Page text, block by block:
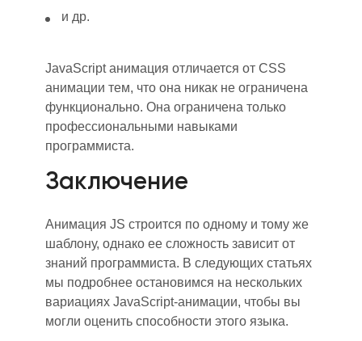
и др.
JavaScript анимация отличается от CSS
анимации тем, что она никак не ограничена
функционально. Она ограничена только
профессиональными навыками
программиста.
Заключение
Анимация JS строится по одному и тому же
шаблону, однако ее сложность зависит от
знаний программиста. В следующих статьях
мы подробнее остановимся на нескольких
вариациях JavaScript-анимации, чтобы вы
могли оценить способности этого языка.